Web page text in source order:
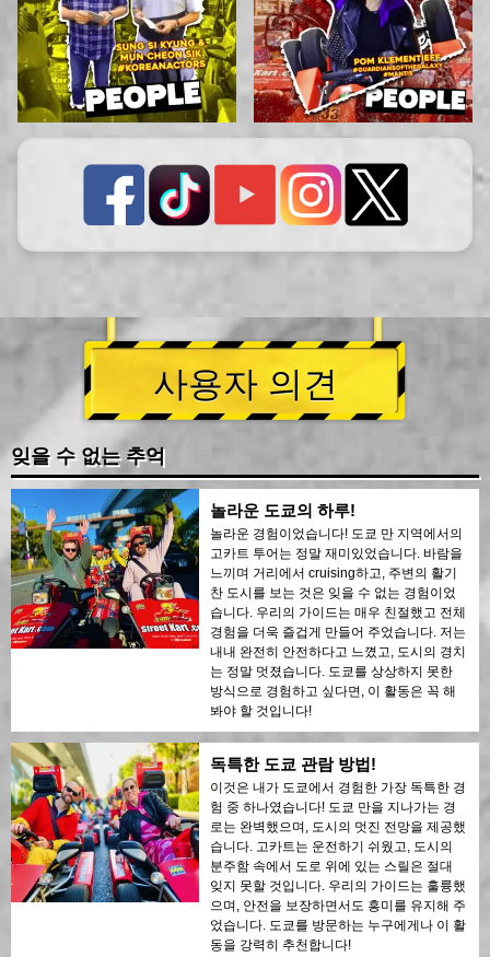
사용자 의견
잊을 수 없는 추억
놀라운 도쿄의 하루!
놀라운 경험이었습니다! 도쿄 만 지역에서의
고카트 투어는 정말 재미있었습니다. 바람을
느끼며 거리에서 cruising하고, 주변의 활기
찬 도시를 보는 것은 잊을 수 없는 경험이었
습니다. 우리의 가이드는 매우 친절했고 전체
경험을 더욱 즐겁게 만들어 주었습니다. 저는
내내 완전히 안전하다고 느꼈고, 도시의 경치
는 정말 멋졌습니다. 도쿄를 상상하지 못한
방식으로 경험하고 싶다면, 이 활동은 꼭 해
봐야 할 것입니다!
독특한 도쿄 관람 방법!
이것은 내가 도쿄에서 경험한 가장 독특한 경
험 중 하나였습니다! 도쿄 만을 지나가는 경
로는 완벽했으며, 도시의 멋진 전망을 제공했
습니다. 고카트는 운전하기 쉬웠고, 도시의
분주함 속에서 도로 위에 있는 스릴은 절대
잊지 못할 것입니다. 우리의 가이드는 훌륭했
으며, 안전을 보장하면서도 흥미를 유지해 주
었습니다. 도쿄를 방문하는 누구에게나 이 활
동을 강력히 추천합니다!